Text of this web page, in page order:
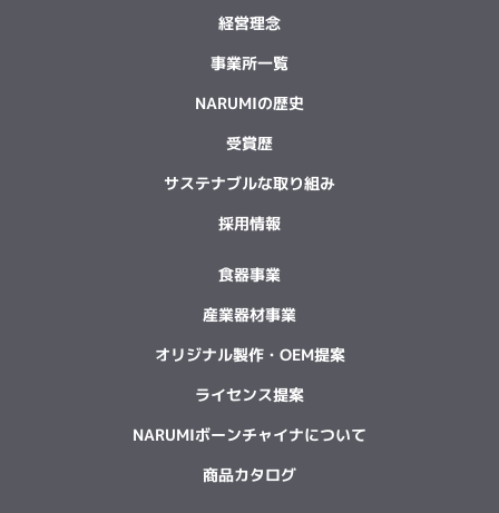
経営理念
事業所一覧
NARUMIの歴史
受賞歴
サステナブルな取り組み
採用情報
食器事業
産業器材事業
オリジナル製作・OEM提案
ライセンス提案
NARUMIボーンチャイナについて
商品カタログ